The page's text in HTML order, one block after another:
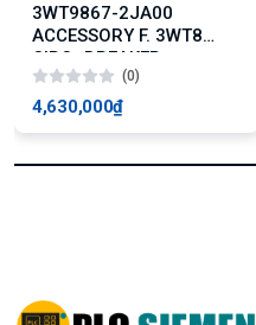
3WT9867-2JA00
ACCESSORY F. 3WT8
CIRC.-BREAKER
(0)
4,630,000₫